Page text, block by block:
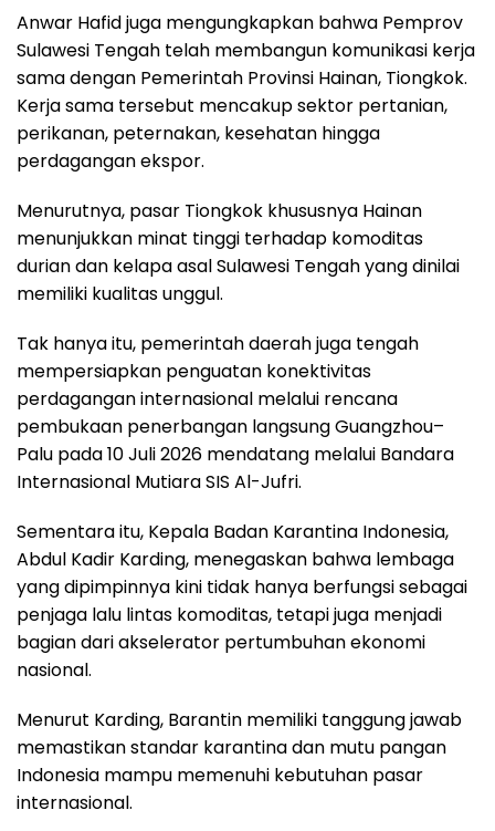
Anwar Hafid juga mengungkapkan bahwa Pemprov
Sulawesi Tengah telah membangun komunikasi kerja
sama dengan Pemerintah Provinsi Hainan, Tiongkok.
Kerja sama tersebut mencakup sektor pertanian,
perikanan, peternakan, kesehatan hingga
perdagangan ekspor.
Menurutnya, pasar Tiongkok khususnya Hainan
menunjukkan minat tinggi terhadap komoditas
durian dan kelapa asal Sulawesi Tengah yang dinilai
memiliki kualitas unggul.
Tak hanya itu, pemerintah daerah juga tengah
mempersiapkan penguatan konektivitas
perdagangan internasional melalui rencana
pembukaan penerbangan langsung Guangzhou–
Palu pada 10 Juli 2026 mendatang melalui Bandara
Internasional Mutiara SIS Al-Jufri.
Sementara itu, Kepala Badan Karantina Indonesia,
Abdul Kadir Karding, menegaskan bahwa lembaga
yang dipimpinnya kini tidak hanya berfungsi sebagai
penjaga lalu lintas komoditas, tetapi juga menjadi
bagian dari akselerator pertumbuhan ekonomi
nasional.
Menurut Karding, Barantin memiliki tanggung jawab
memastikan standar karantina dan mutu pangan
Indonesia mampu memenuhi kebutuhan pasar
internasional.